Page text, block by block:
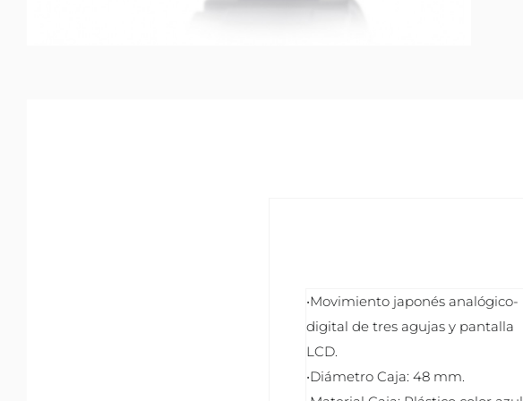
•Movimiento japonés analógico-
digital de tres agujas y pantalla
LCD.
•Diámetro Caja: 48 mm.